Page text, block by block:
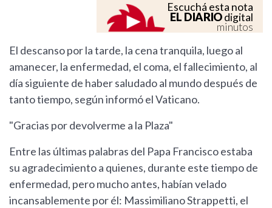
Escuchá esta nota
EL DIARIOdigital
minutos
El descanso por la tarde, la cena tranquila, luego al
amanecer, la enfermedad, el coma, el fallecimiento, al
día siguiente de haber saludado al mundo después de
tanto tiempo, según informó el Vaticano.
"Gracias por devolverme a la Plaza"
Entre las últimas palabras del Papa Francisco estaba
su agradecimiento a quienes, durante este tiempo de
enfermedad, pero mucho antes, habían velado
incansablemente por él: Massimiliano Strappetti, el